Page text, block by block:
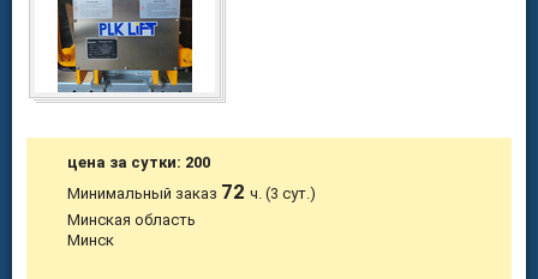
цена за сутки: 200
Минимальный заказ 72ч. (3 сут.)
Минская область
Минск